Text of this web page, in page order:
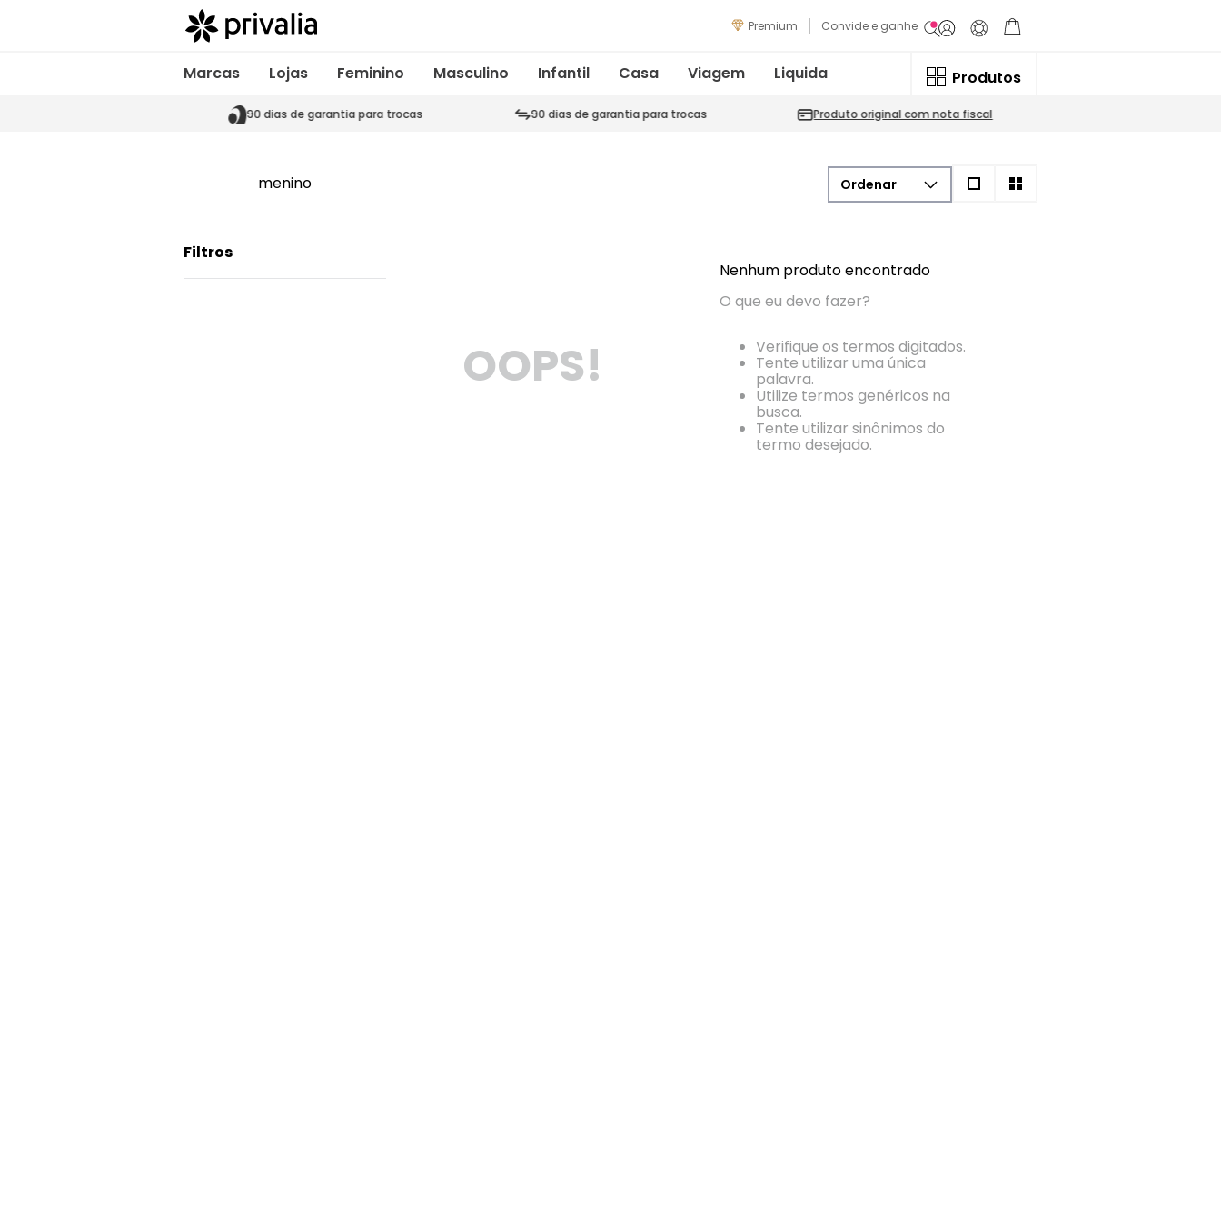
Premium Convide e ganhe
Marcas Lojas Feminino Masculino Infantil Casa Viagem Liquida Produtos
90 dias de garantia para trocas 90 dias de garantia para trocas Produto original com nota fiscal
menino
Filtros
OOPS!
Nenhum produto encontrado
O que eu devo fazer?
Verifique os termos digitados.
Tente utilizar uma única
palavra.
Utilize termos genéricos na
busca.
Tente utilizar sinônimos do
termo desejado.